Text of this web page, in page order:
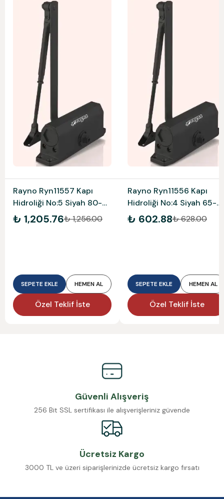
Rayno Ryn11557 Kapı
Hidroliği No:5 Siyah 80-
120 Kg
₺ 1,205.76₺ 1,256.00
SEPETE EKLE HEMEN AL
Özel Teklif İste
Rayno Ryn11556 Kapı
Hidroliği No:4 Siyah 65-
85 Kg
₺ 602.88₺ 628.00
SEPETE EKLE HEMEN AL
Özel Teklif İste
Güvenli Alışveriş
256 Bit SSL sertifikası ile alışverişleriniz güvende
Ücretsiz Kargo
3000 TL ve üzeri siparişlerinizde ücretsiz kargo fırsatı